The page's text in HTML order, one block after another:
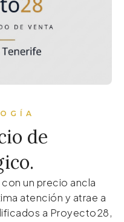
de
un precio ancla
atención y atrae a
a Proyecto28,